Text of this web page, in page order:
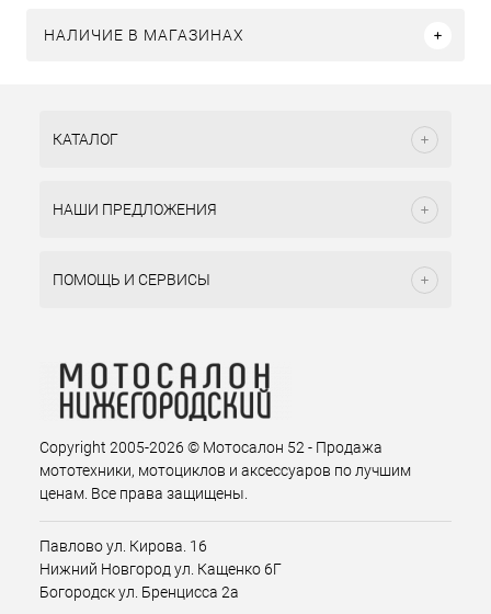
НАЛИЧИЕ В МАГАЗИНАХ
КАТАЛОГ
НАШИ ПРЕДЛОЖЕНИЯ
ПОМОЩЬ И СЕРВИСЫ
Copyright 2005-2026 © Мотосалон 52 - Продажа
мототехники, мотоциклов и аксессуаров по лучшим
ценам. Все права защищены.
Павлово ул. Кирова. 16
Нижний Новгород ул. Кащенко 6Г
Богородск ул. Бренцисса 2а